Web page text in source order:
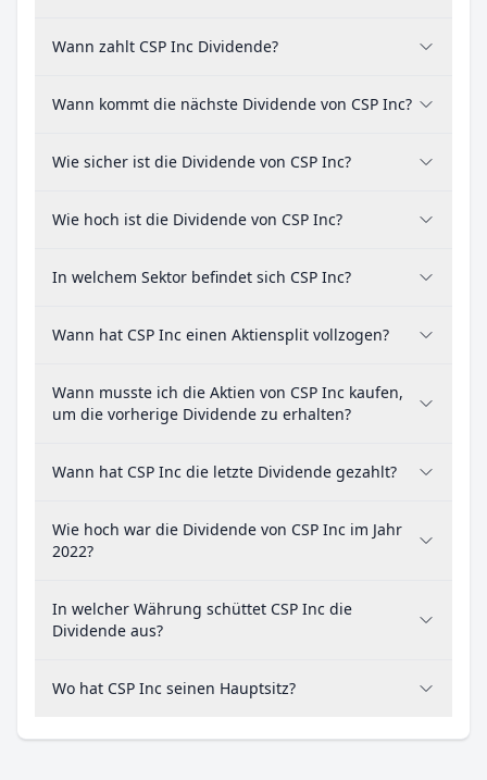
Wann zahlt CSP Inc Dividende?
Wann kommt die nächste Dividende von CSP Inc?
Wie sicher ist die Dividende von CSP Inc?
Wie hoch ist die Dividende von CSP Inc?
In welchem Sektor befindet sich CSP Inc?
Wann hat CSP Inc einen Aktiensplit vollzogen?
Wann musste ich die Aktien von CSP Inc kaufen,
um die vorherige Dividende zu erhalten?
Wann hat CSP Inc die letzte Dividende gezahlt?
Wie hoch war die Dividende von CSP Inc im Jahr
2022?
In welcher Währung schüttet CSP Inc die
Dividende aus?
Wo hat CSP Inc seinen Hauptsitz?